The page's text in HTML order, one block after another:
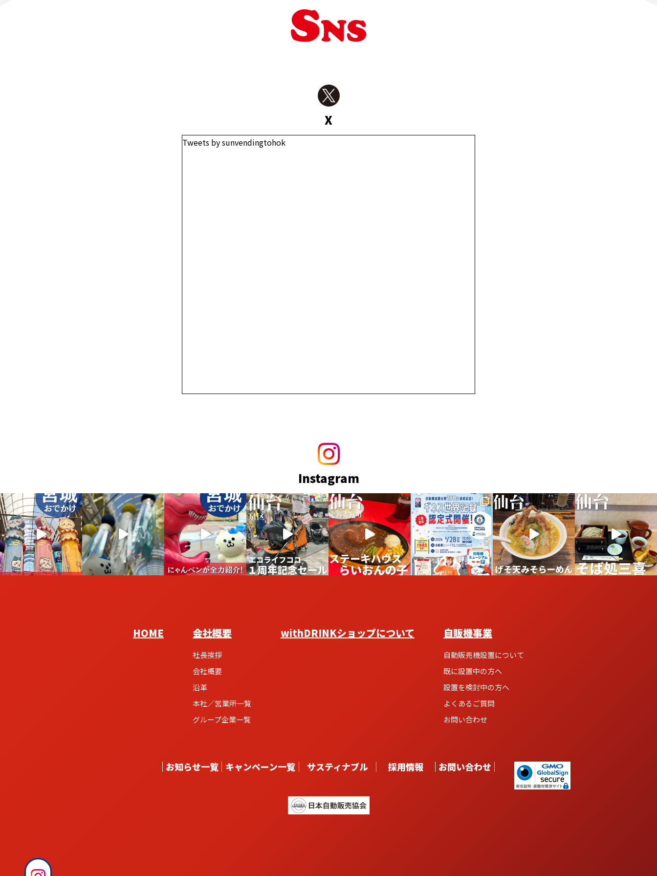
X
Tweets by sunvendingtohok
Instagram
HOME 会社概要
社長挨拶
会社概要
沿革
本社／営業所一覧
グループ企業一覧
withDRINKショップについて 自販機事業
自動販売機設置について
既に設置中の方へ
設置を検討中の方へ
よくあるご質問
お問い合わせ
お知らせ一覧 キャンペーン一覧 サスティナブル 採用情報 お問い合わせ